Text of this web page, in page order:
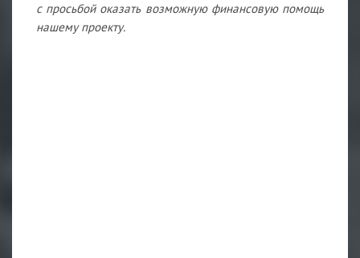
с просьбой оказать возможную финансовую помощь
нашему проекту.